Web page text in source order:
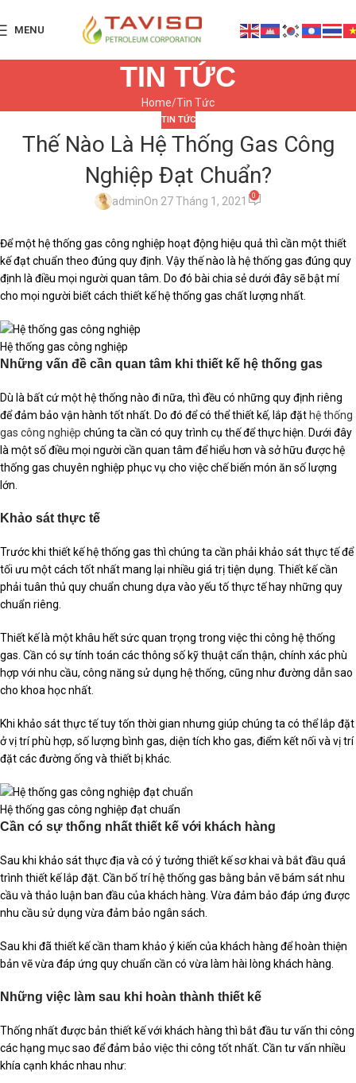
MENU
TIN TỨC
Home Tin Tức
TIN TỨC
Thế Nào Là Hệ Thống Gas Công
Nghiệp Đạt Chuẩn?
adminOn 27 Tháng 1, 2021 0
Để một hệ thống gas công nghiệp hoạt động hiệu quả thì cần một thiết
kế đạt chuẩn theo đúng quy định. Vậy thế nào là hệ thống gas đúng quy
định là điều mọi người quan tâm. Do đó bài chia sẻ dưới đây sẽ bật mí
cho mọi người biết cách thiết kế hệ thống gas chất lượng nhất.
Hệ thống gas công nghiệp
Những vấn đề cần quan tâm khi thiết kế hệ thống gas
Dù là bất cứ một hệ thống nào đi nữa, thì đều có những quy định riêng
để đảm bảo vận hành tốt nhất. Do đó để có thể thiết kế, lắp đặt hệ thống
gas công nghiệp chúng ta cần có quy trình cụ thế để thực hiện. Dưới đây
là một số điều mọi người cần quan tâm để hiểu hơn và sở hữu được hệ
thống gas chuyên nghiệp phục vụ cho việc chế biến món ăn số lượng
lớn.
Khảo sát thực tế
Trước khi thiết kế hệ thống gas thì chúng ta cần phải khảo sát thực tế để
tối ưu một cách tốt nhất mang lại nhiều giá trị tiện dụng. Thiết kế cần
phải tuân thủ quy chuẩn chung dựa vào yếu tố thực tế hay những quy
chuẩn riêng.
Thiết kế là một khâu hết sức quan trọng trong việc thi công hệ thống
gas. Cần có sự tính toán các thông số kỹ thuật cẩn thận, chính xác phù
hợp với nhu cầu, công năng sử dụng hệ thống, cũng như đường dẫn sao
cho khoa học nhất.
Khi khảo sát thực tế tuy tốn thời gian nhưng giúp chúng ta có thể lắp đặt
ở vị trí phù hợp, số lượng bình gas, diện tích kho gas, điểm kết nối và vị trí
đặt các đường ống và thiết bị khác.
Hệ thống gas công nghiệp đạt chuẩn
Cần có sự thống nhất thiết kế với khách hàng
Sau khi khảo sát thực địa và có ý tưởng thiết kế sơ khai và bắt đầu quá
trình thiết kế lắp đặt. Cần bố trí hệ thống gas bằng bản vẽ bám sát nhu
cầu và thảo luận ban đầu của khách hàng. Vừa đảm bảo đáp ứng được
nhu cầu sử dụng vừa đảm bảo ngân sách.
Sau khi đã thiết kế cần tham khảo ý kiến của khách hàng để hoàn thiện
bản vẽ vừa đáp ứng quy chuẩn cần có vừa làm hài lòng khách hàng.
Những việc làm sau khi hoàn thành thiết kế
Thống nhất được bản thiết kế với khách hàng thì bắt đầu tư vấn thi công
các hạng mục sao để đảm bảo việc thi công tốt nhất. Cần tư vấn nhiều
khía cạnh khác nhau như: